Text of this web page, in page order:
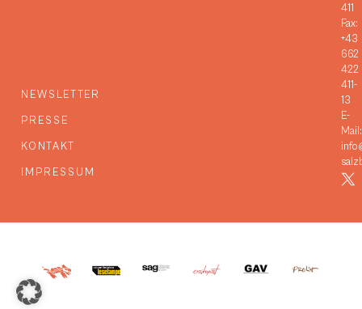
NEWSLETTER
PRESSE
KONTAKT
IMPRESSUM
411
Fax:
+43
662
422
411-
13
E-
Mail: